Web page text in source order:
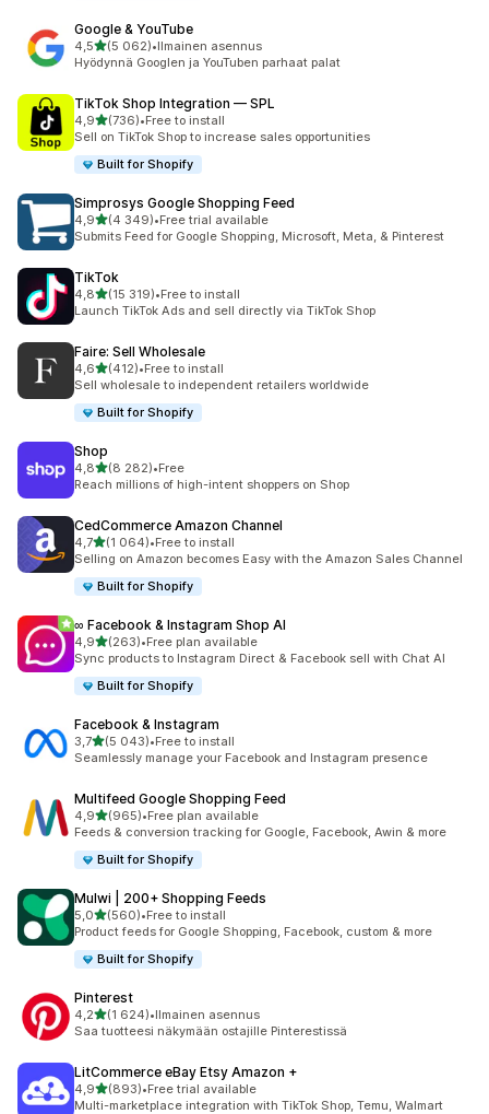
Google & YouTube
4,5/ 5 tähteä
(5 062)
5062 arvostelua yhteensä
•Ilmainen asennus
Hyödynnä Googlen ja YouTuben parhaat palat
TikTok Shop Integration — SPL
4,9/ 5 tähteä
(736)
736 arvostelua yhteensä
•Free to install
Sell on TikTok Shop to increase sales opportunities
Built for Shopify
Simprosys Google Shopping Feed
4,9/ 5 tähteä
(4 349)
4349 arvostelua yhteensä
•Free trial available
Submits Feed for Google Shopping, Microsoft, Meta, & Pinterest
TikTok
4,8/ 5 tähteä
(15 319)
15319 arvostelua yhteensä
•Free to install
Launch TikTok Ads and sell directly via TikTok Shop
Faire: Sell Wholesale
4,6/ 5 tähteä
(412)
412 arvostelua yhteensä
•Free to install
Sell wholesale to independent retailers worldwide
Built for Shopify
Shop
4,8/ 5 tähteä
(8 282)
8282 arvostelua yhteensä
•Free
Reach millions of high-intent shoppers on Shop
CedCommerce Amazon Channel
4,7/ 5 tähteä
(1 064)
1064 arvostelua yhteensä
•Free to install
Selling on Amazon becomes Easy with the Amazon Sales Channel
Built for Shopify
∞ Facebook & Instagram Shop AI
4,9/ 5 tähteä
(263)
263 arvostelua yhteensä
•Free plan available
Sync products to Instagram Direct & Facebook sell with Chat AI
Built for Shopify
Facebook & Instagram
3,7/ 5 tähteä
(5 043)
5043 arvostelua yhteensä
•Free to install
Seamlessly manage your Facebook and Instagram presence
Multifeed Google Shopping Feed
4,9/ 5 tähteä
(965)
965 arvostelua yhteensä
•Free plan available
Feeds & conversion tracking for Google, Facebook, Awin & more
Built for Shopify
Mulwi | 200+ Shopping Feeds
5,0/ 5 tähteä
(560)
560 arvostelua yhteensä
•Free to install
Product feeds for Google Shopping, Facebook, custom & more
Built for Shopify
Pinterest
4,2/ 5 tähteä
(1 624)
1624 arvostelua yhteensä
•Ilmainen asennus
Saa tuotteesi näkymään ostajille Pinterestissä
LitCommerce eBay Etsy Amazon +
4,9/ 5 tähteä
(893)
893 arvostelua yhteensä
•Free trial available
Multi-marketplace integration with TikTok Shop, Temu, Walmart